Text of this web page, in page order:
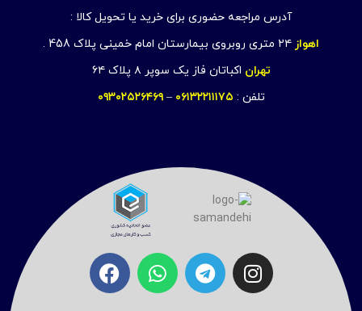
آدرس مراجعه حضوری برای خرید یا تحویل کالا :
اهواز ۲۴ متری روبروی بیمارستان امام خمینی پلاک 458 .
تهران اکباتان فاز یک سوپر ۸ پلاک ۶۴
تلفن : ۰۶۱۳۲۲۱۱۱۷۵ –۰۹۳۰۲۵۲۶۴۶۹